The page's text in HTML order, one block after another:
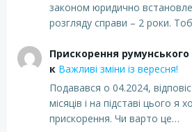
законом юридично
розгляду справи – 2 роки.
Прискорення
к Важливі зміни із вересня!
Подавався о 04.2024,
місяців і на підставі цього я
прискорення. Чи варто це…